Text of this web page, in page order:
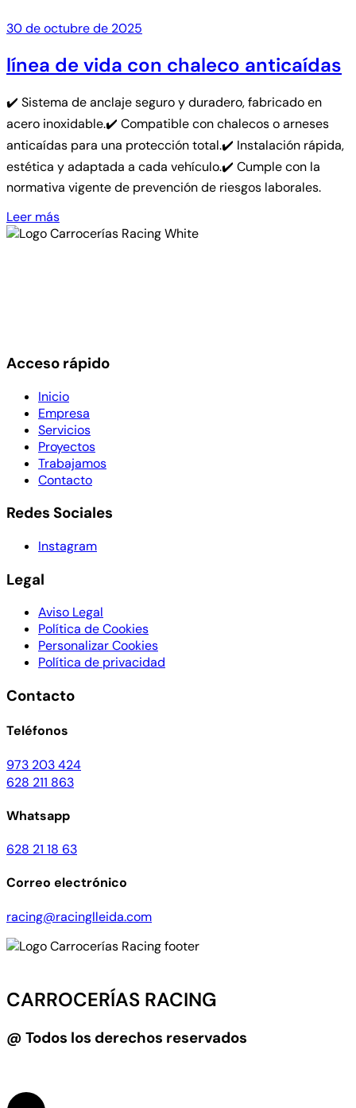
30 de octubre de 2025
línea de vida con chaleco anticaídas
✔️ Sistema de anclaje seguro y duradero, fabricado en
acero inoxidable.✔️ Compatible con chalecos o arneses
anticaídas para una protección total.✔️ Instalación rápida,
estética y adaptada a cada vehículo.✔️ Cumple con la
normativa vigente de prevención de riesgos laborales.
Leer más
Acceso rápido
Inicio
Empresa
Servicios
Proyectos
Trabajamos
Contacto
Redes Sociales
Instagram
Legal
Aviso Legal
Política de Cookies
Personalizar Cookies
Política de privacidad
Contacto
Teléfonos
973 203 424
628 211 863
Whatsapp
628 21 18 63
Correo electrónico
racing@racinglleida.com
CARROCERÍAS RACING
@ Todos los derechos reservados